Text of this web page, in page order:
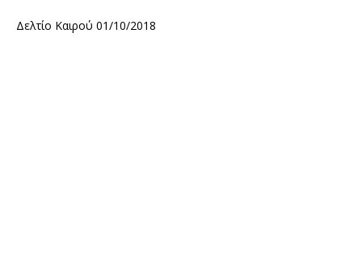
Δελτίο Καιρού 01/10/2018